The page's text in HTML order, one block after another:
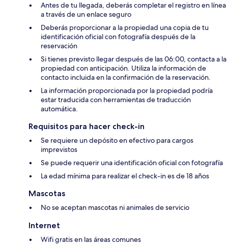
Antes de tu llegada, deberás completar el registro en línea
a través de un enlace seguro
Deberás proporcionar a la propiedad una copia de tu
identificación oficial con fotografía después de la
reservación
Si tienes previsto llegar después de las 06:00, contacta a la
propiedad con anticipación. Utiliza la información de
contacto incluida en la confirmación de la reservación.
La información proporcionada por la propiedad podría
estar traducida con herramientas de traducción
automática.
Requisitos para hacer check-in
Se requiere un depósito en efectivo para cargos
imprevistos
Se puede requerir una identificación oficial con fotografía
La edad mínima para realizar el check-in es de 18 años
Mascotas
No se aceptan mascotas ni animales de servicio
Internet
Wifi gratis en las áreas comunes